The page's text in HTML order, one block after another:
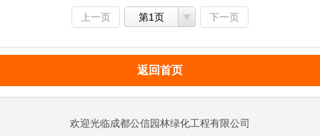
上一页 第1页 下一页
返回首页
欢迎光临成都公信园林绿化工程有限公司